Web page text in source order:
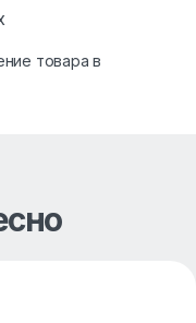
товара в